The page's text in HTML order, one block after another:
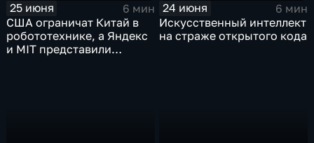
25 июня
6 мин
США ограничат Китай в
робототехнике, а Яндекс
и MIT представили
24 июня
6 мин
Искусственный интеллект
на страже открытого кода